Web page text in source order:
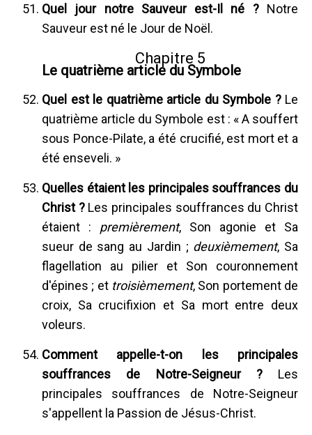
Quel jour notre Sauveur est-Il né ?Notre
Sauveur est né le Jour de Noël.
Chapitre 5
Le quatrième article du Symbole
Quel est le quatrième article du Symbole ?Le
quatrième article du Symbole est : « A souffert
sous Ponce-Pilate, a été crucifié, est mort et a
été enseveli. »
Quelles étaient les principales souffrances du
Christ ?Les principales souffrances du Christ
étaient : premièrement, Son agonie et Sa
sueur de sang au Jardin ; deuxièmement, Sa
flagellation au pilier et Son couronnement
d'épines ; et troisièmement, Son portement de
croix, Sa crucifixion et Sa mort entre deux
voleurs.
Comment appelle-t-on les principales
souffrances de Notre-Seigneur ?Les
principales souffrances de Notre-Seigneur
s'appellent la Passion de Jésus-Christ.